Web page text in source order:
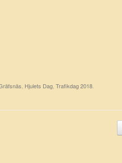
, Hjulets Dag, Trafikdag 2018.